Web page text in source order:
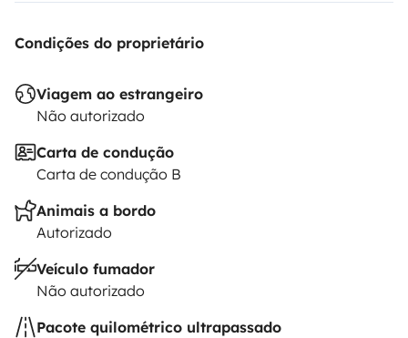
Condições do proprietário
Viagem ao estrangeiro
Não autorizado
Carta de condução
Carta de condução B
Animais a bordo
Autorizado
Veículo fumador
Não autorizado
Pacote quilométrico ultrapassado